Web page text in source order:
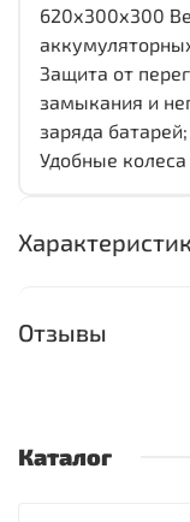
620х300х300
Защита от
замыкания и
заряда
Удобные
Отзывы
Каталог